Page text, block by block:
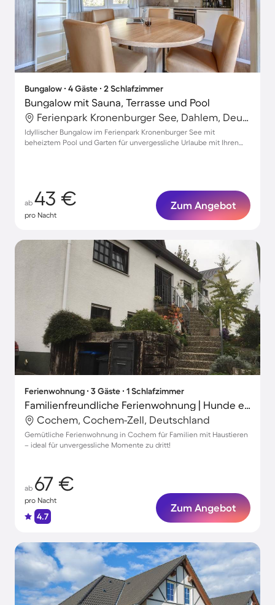
Bungalow ∙ 4 Gäste ∙ 2 Schlafzimmer
Bungalow mit Sauna, Terrasse und Pool
Ferienpark Kronenburger See, Dahlem, Deutschland
Idyllischer Bungalow im Ferienpark Kronenburger See mit
beheiztem Pool und Garten für unvergessliche Urlaube mit Ihren
ab 43 €
pro Nacht
Zum Angebot
Ferienwohnung ∙ 3 Gäste ∙ 1 Schlafzimmer
Familienfreundliche Ferienwohnung | Hunde erlaubt
Cochem, Cochem-Zell, Deutschland
Gemütliche Ferienwohnung in Cochem für Familien mit Haustieren
– ideal für unvergessliche Momente zu dritt!
ab 67 €
pro Nacht
4.7
Zum Angebot